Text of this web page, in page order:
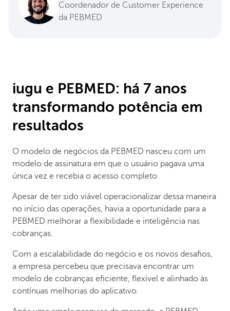
Coordenador de Customer Experience
da PEBMED
iugu e PEBMED: há 7 anos
transformando potência em
resultados
O modelo de negócios da PEBMED nasceu com um
modelo de assinatura em que o usuário pagava uma
única vez e recebia o acesso completo.
Apesar de ter sido viável operacionalizar dessa maneira
no início das operações, havia a oportunidade para a
PEBMED melhorar a flexibilidade e inteligência nas
cobranças.
Com a escalabilidade do negócio e os novos desafios,
a empresa percebeu que precisava encontrar um
modelo de cobranças eficiente, flexível e alinhado às
contínuas melhorias do aplicativo.